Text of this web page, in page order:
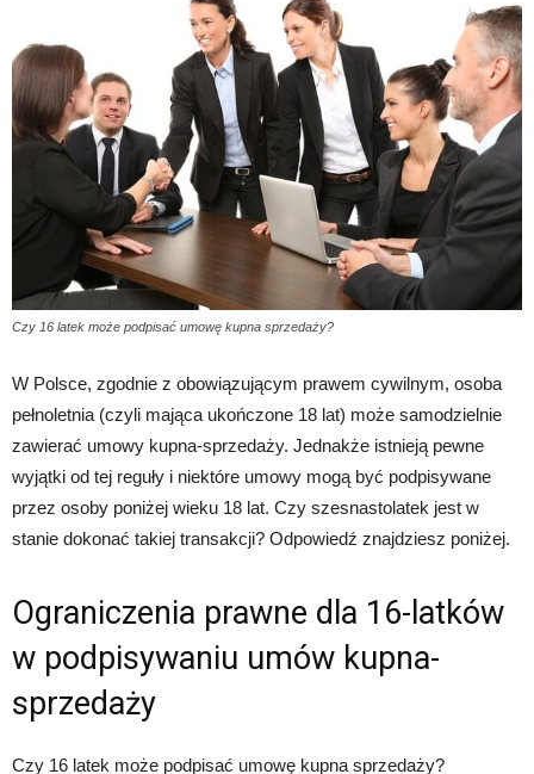
Czy 16 latek może podpisać umowę kupna sprzedaży?
W Polsce, zgodnie z obowiązującym prawem cywilnym, osoba
pełnoletnia (czyli mająca ukończone 18 lat) może samodzielnie
zawierać umowy kupna-sprzedaży. Jednakże istnieją pewne
wyjątki od tej reguły i niektóre umowy mogą być podpisywane
przez osoby poniżej wieku 18 lat. Czy szesnastolatek jest w
stanie dokonać takiej transakcji? Odpowiedź znajdziesz poniżej.
Ograniczenia prawne dla 16-latków
w podpisywaniu umów kupna-
sprzedaży
Czy 16 latek może podpisać umowę kupna sprzedaży?